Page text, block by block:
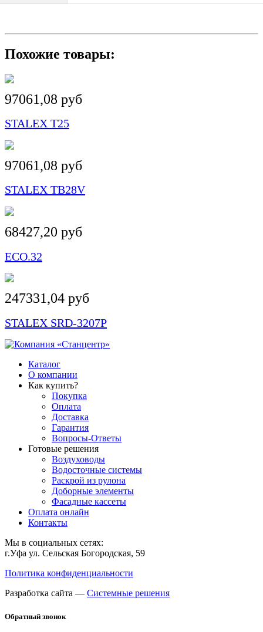
Похожие товары:
97061,08 руб
STALEX T25
97061,08 руб
STALEX TB28V
68427,20 руб
ECO.32
247331,04 руб
STALEX SRD-3207P
Каталог
О компании
Как купить?
Покупка
Оплата
Доставка
Гарантия
Вопросы-Ответы
Готовые решения
Воздуховоды
Водосточные системы
Раскрой из рулона
Доборные элементы
Фасадные кассеты
Оплата онлайн
Контакты
Мы в социальных сетях:
г.Уфа ул. Сельская Богородская, 59
Политика конфиденциальности
Разработка сайта — Системные решения
Обратный звонок